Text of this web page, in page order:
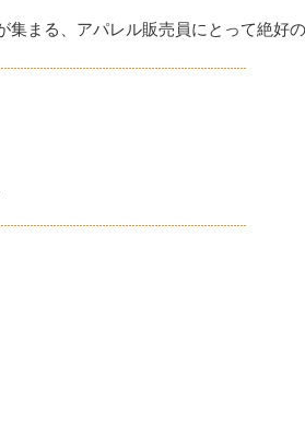
まる、アパレル販売員にとって絶好